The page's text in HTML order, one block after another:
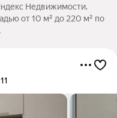
Недвижимости.
от 10 м² до 220 м² по